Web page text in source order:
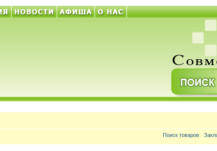
Поиск товаров